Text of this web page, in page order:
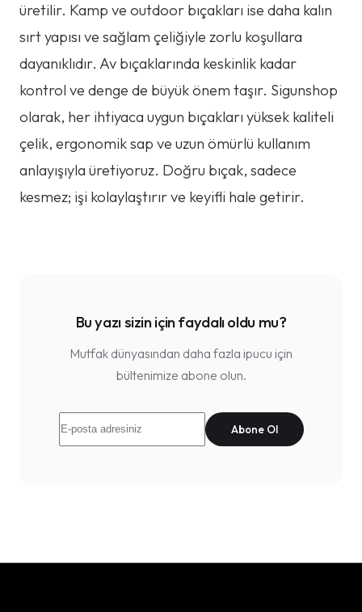
üretilir. Kamp ve outdoor bıçakları ise daha kalın
sırt yapısı ve sağlam çeliğiyle zorlu koşullara
dayanıklıdır. Av bıçaklarında keskinlik kadar
kontrol ve denge de büyük önem taşır. Sigunshop
olarak, her ihtiyaca uygun bıçakları yüksek kaliteli
çelik, ergonomik sap ve uzun ömürlü kullanım
anlayışıyla üretiyoruz. Doğru bıçak, sadece
kesmez; işi kolaylaştırır ve keyifli hale getirir.
Bu yazı sizin için faydalı oldu mu?
Mutfak dünyasından daha fazla ipucu için
bültenimize abone olun.
Abone Ol